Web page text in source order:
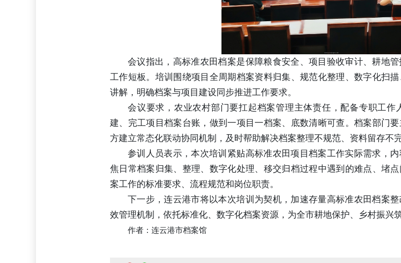
会议指出，高标准农田档案是保障粮食安全、项目验收审计、耕地
工作短板。培训围绕项目全周期档案资料归集、规范化整理、数字化扫
讲解，明确档案与项目建设同步推进工作要求。
会议要求，农业农村部门要扛起档案管理主体责任，配备专职工作
建、完工项目档案台账，做到一项目一档案、底数清晰可查。档案部门
方建立常态化联动协同机制，及时帮助解决档案整理不规范、资料留存不
参训人员表示，本次培训紧贴高标准农田项目档案工作实际需求，
焦日常档案归集、整理、数字化处理、移交归档过程中遇到的难点、堵
案工作的标准要求、流程规范和岗位职责。
下一步，连云港市将以本次培训为契机，加速存量高标准农田档案
效管理机制，依托标准化、数字化档案资源，为全市耕地保护、乡村振兴
作者：连云港市档案馆